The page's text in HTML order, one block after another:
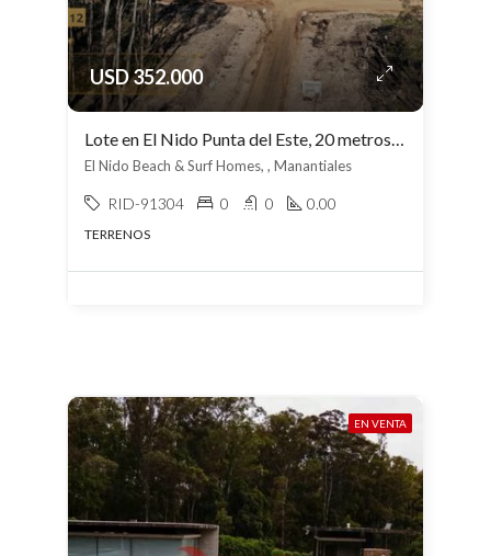
USD 352.000
Lote en El Nido Punta del Este, 20 metros de la piscina, con financiación
El Nido Beach & Surf Homes, , Manantiales
RID-91304 0 0 0.00
TERRENOS
EN VENTA